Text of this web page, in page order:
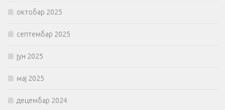
октобар 2025
септембар 2025
јун 2025
мај 2025
децембар 2024